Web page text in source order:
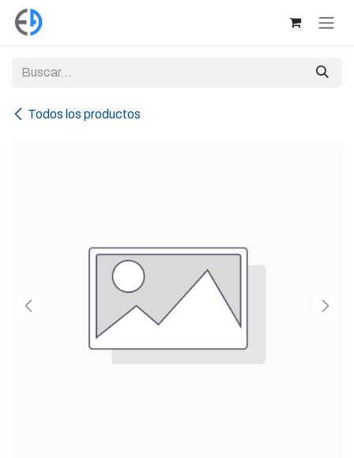
Ir al contenido
Todos los productos